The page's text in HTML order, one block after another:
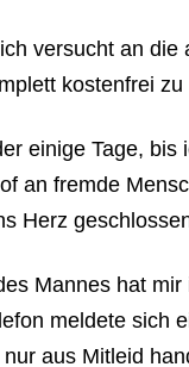
versucht an die
kostenfrei
einige Tage,
an fremde
Herz
Mannes hat
meldete sich
aus Mitleid